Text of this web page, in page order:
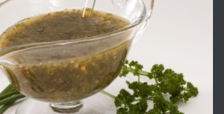
Работа за общи работници
преди 1 година